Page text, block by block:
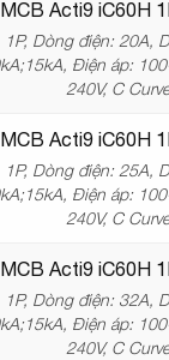
MCB Acti9 iC60H
1P, Dòng điện: 20A,
Điện áp:
240V, C Curve
MCB Acti9 iC60H
1P, Dòng điện: 25A,
Điện áp:
240V, C Curve
MCB Acti9 iC60H
1P, Dòng điện: 32A,
Điện áp:
240V, C Curve